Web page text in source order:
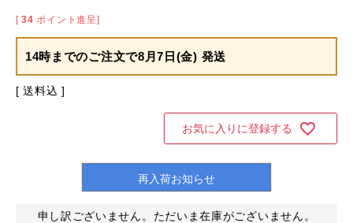
[ 34 ポイント進呈]
14時までのご注文で8月7日(金) 発送
送料込
お気に入りに登録する
再入荷お知らせ
申し訳ございません。ただいま在庫がございません。